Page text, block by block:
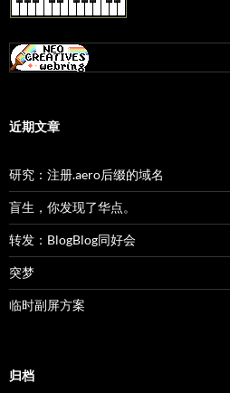
近期文章
研究：注册.aero后缀的域名
盲生，你发现了华点。
转发：BlogBlog同好会
突梦
临时副屏方案
归档